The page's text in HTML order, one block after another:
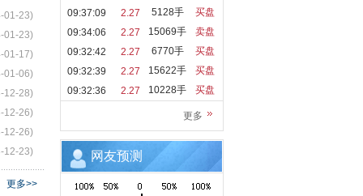
01-23)
01-23)
01-17)
01-06)
12-28)
12-26)
12-26)
12-23)
更多>>
09:37:09
2.27 5128手
买盘
09:34:06
2.27 15069手
卖盘
09:32:42
2.27 6770手
买盘
09:32:39
2.27 15622手
买盘
09:32:36
2.27 10228手 买盘
更多
网友预测